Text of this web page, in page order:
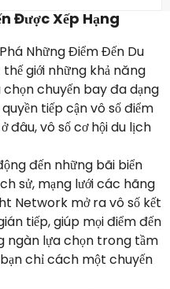
Được Xếp Hạng
Những Điểm Đến Du
giới những khả năng
chọn chuyến bay đa dạng
tiếp cận vô số điểm
đâu, vô số cơ hội du lịch
đến những bãi biển
sử, mạng lưới các hãng
Network mở ra vô số kết
tiếp, giúp mọi điểm đến
ngàn lựa chọn trong tầm
chỉ cách một chuyến